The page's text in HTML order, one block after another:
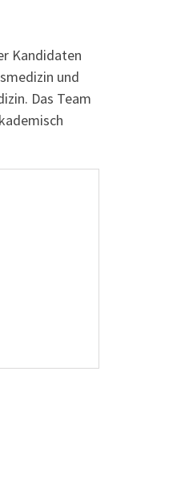
Kandidaten
und
Das Team